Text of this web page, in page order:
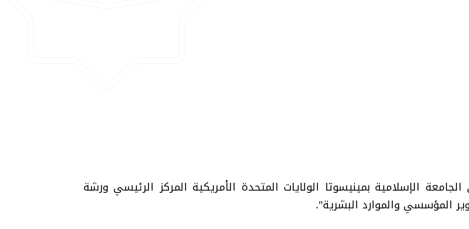
الإسلامية بمينيسوتا الولايات المتحدة الأمريكية المركز الرئيسي ورشة
المؤسسي والموارد البشرية".